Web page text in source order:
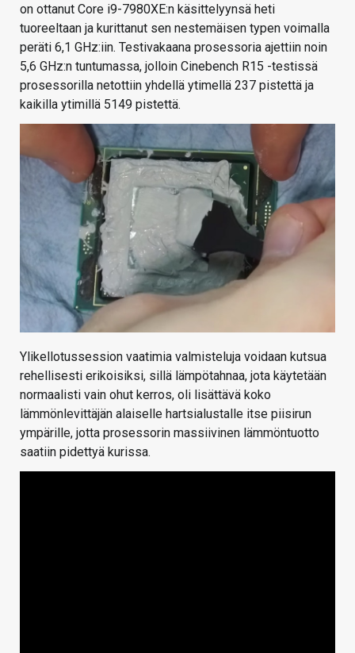
on ottanut Core i9-7980XE:n käsittelyynsä heti
tuoreeltaan ja kurittanut sen nestemäisen typen voimalla
peräti 6,1 GHz:iin. Testivakaana prosessoria ajettiin noin
5,6 GHz:n tuntumassa, jolloin Cinebench R15 -testissä
prosessorilla netottiin yhdellä ytimellä 237 pistettä ja
kaikilla ytimillä 5149 pistettä.
Ylikellotussession vaatimia valmisteluja voidaan kutsua
rehellisesti erikoisiksi, sillä lämpötahnaa, jota käytetään
normaalisti vain ohut kerros, oli lisättävä koko
lämmönlevittäjän alaiselle hartsialustalle itse piisirun
ympärille, jotta prosessorin massiivinen lämmöntuotto
saatiin pidettyä kurissa.